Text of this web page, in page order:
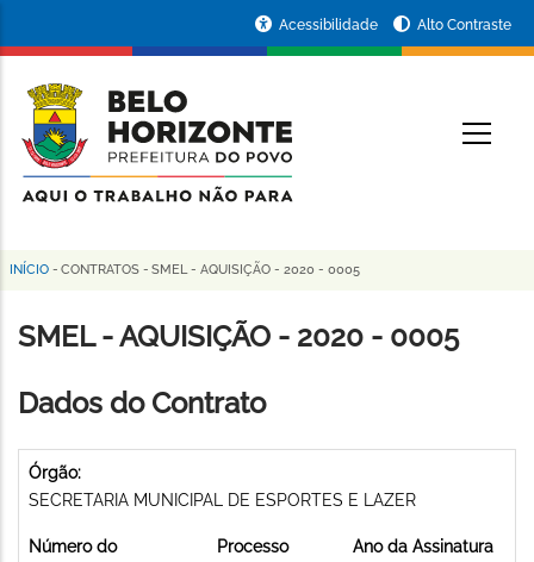
conteúdo
principal
da
Prefeitura
de
Horizonte
Acessibilidade Alto Contraste
Trilha
de
INÍCIO - CONTRATOS - SMEL - AQUISIÇÃO - 2020 - 0005
SMEL - AQUISIÇÃO - 2020 - 0005
Dados do Contrato
Órgão:
SECRETARIA MUNICIPAL DE ESPORTES E LAZER
Número do
Processo
Ano da Assinatura